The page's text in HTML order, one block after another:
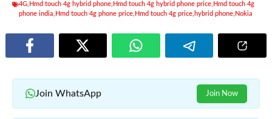
4G Hmd touch 4g hybrid phone Hmd touch 4g hybrid phone price Hmd touch 4g
phone india Hmd touch 4g phone price Hmd touch 4g price hybrid phone Nokia
Join WhatsApp Join Now